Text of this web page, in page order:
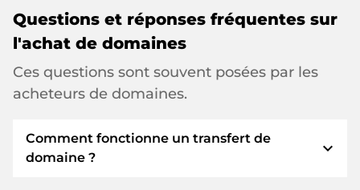
Questions et réponses fréquentes sur
l'achat de domaines
Ces questions sont souvent posées par les
acheteurs de domaines.
Comment fonctionne un transfert de
domaine ?
expand_more